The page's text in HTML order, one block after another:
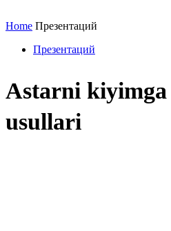
Home Презентаций
Презентаций
Astarni kiyimga
usullari